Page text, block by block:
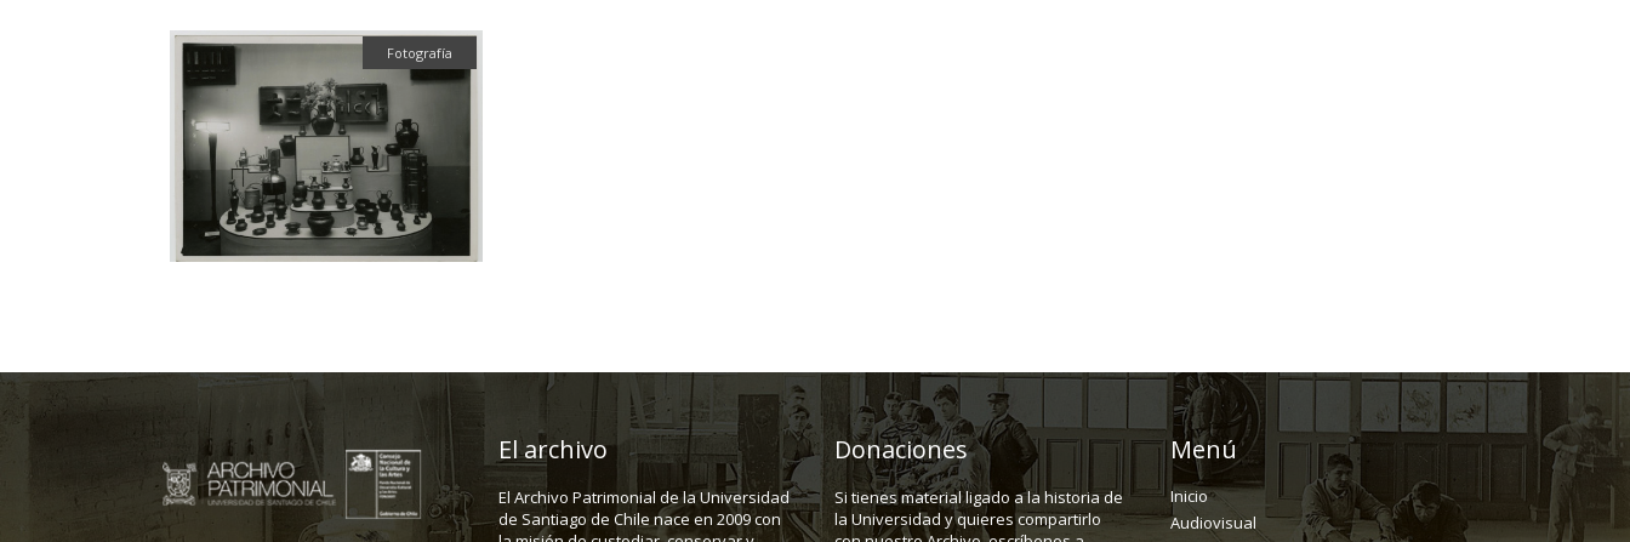
Fotografía
El archivo
El Archivo Patrimonial de la Universidad
de Santiago de Chile nace en 2009 con
Donaciones
Si tienes material ligado a la historia de
la Universidad y quieres compartirlo
Menú
Inicio
Audiovisual